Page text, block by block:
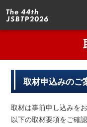
取材申込みのご
取材は事前申し込みを
以下の取材要項をご確